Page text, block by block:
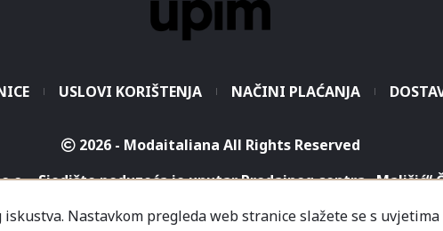
Nastavkom pregleda web stranice slažete se s
USLOVI KORIŠTENJA NAČINI PLAĆANJA
2026 - Modaitaliana All Rights Reserved
- Sjedište poduzeća je unutar Prodajnog centra „Mališić“